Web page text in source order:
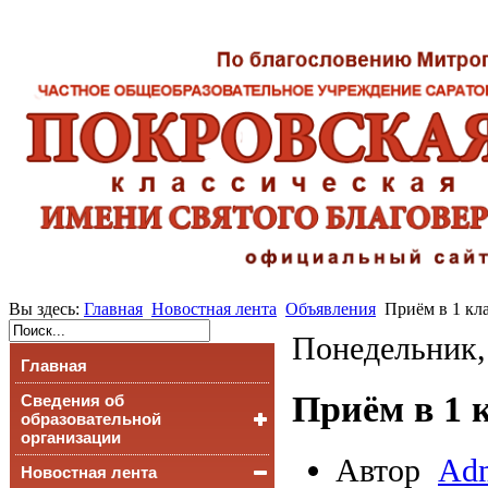
Вы здесь: Главная Новостная лента Объявления Приём в 1
Главная
Сведения об
образовательной
организации
Основные сведения
Новостная лента
Приём в 1
Автор